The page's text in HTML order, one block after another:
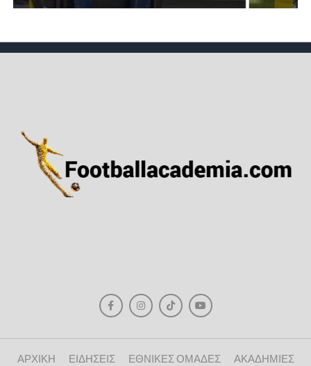
ΑΡΧΙΚΗ ΕΙΔΗΣΕΙΣ ΕΘΝΙΚΕΣ ΟΜΑΔΕΣ ΑΚΑΔΗΜΙΕΣ